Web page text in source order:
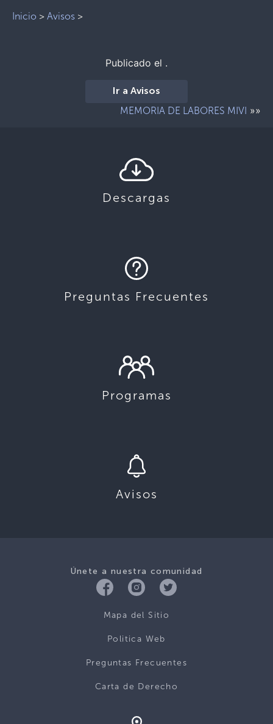
Inicio > Avisos >
Publicado el .
Ir a Avisos
MEMORIA DE LABORES MIVI »»
Descargas
Preguntas Frecuentes
Programas
Avisos
Únete a nuestra comunidad
Mapa del Sitio
Politica Web
Preguntas Frecuentes
Carta de Derecho